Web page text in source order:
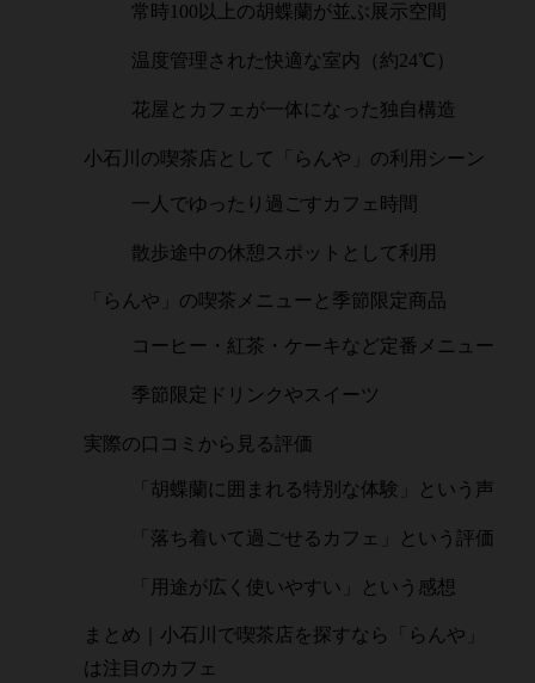
常時100以上の胡蝶蘭が並ぶ展示空間
温度管理された快適な室内（約24℃）
花屋とカフェが一体になった独自構造
小石川の喫茶店として「らんや」の利用シーン
一人でゆったり過ごすカフェ時間
散歩途中の休憩スポットとして利用
「らんや」の喫茶メニューと季節限定商品
コーヒー・紅茶・ケーキなど定番メニュー
季節限定ドリンクやスイーツ
実際の口コミから見る評価
「胡蝶蘭に囲まれる特別な体験」という声
「落ち着いて過ごせるカフェ」という評価
「用途が広く使いやすい」という感想
まとめ｜小石川で喫茶店を探すなら「らんや」
は注目のカフェ